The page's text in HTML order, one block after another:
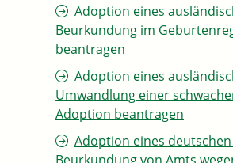
Adoption eines
Beurkundung im
beantragen
Adoption eines
Umwandlung einer
Adoption beantragen
Adoption eines